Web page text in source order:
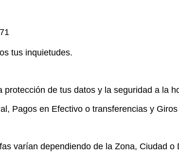
tus inquietudes.
protección de tus datos y la seguridad a la
Pagos en Efectivo o transferencias y
varían dependiendo de la Zona, Ciudad o